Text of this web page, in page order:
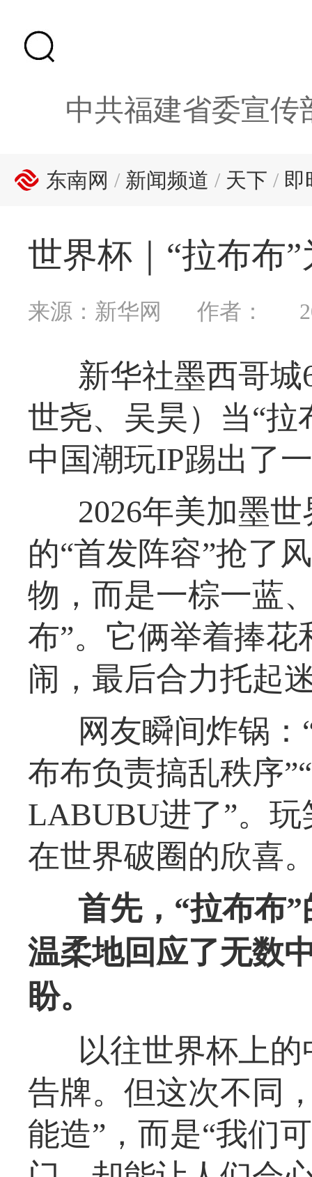
中共福建省委宣传
东南网 / 新闻频道 / 天下 / 即
世界杯｜“拉布布
来源：新华网 作者：
新华社墨西哥
世尧、吴昊）当“
中国潮玩IP踢出了
2026年美加墨
的“首发阵容”抢了
物，而是一棕一蓝
布”。它俩举着捧
闹，最后合力托起
网友瞬间炸锅
布布负责搞乱秩序
LABUBU进了”。
在世界破圈的欣喜
首先，“拉布布
温柔地回应了无数
盼。
以往世界杯上
告牌。但这次不同
能造”，而是“我们